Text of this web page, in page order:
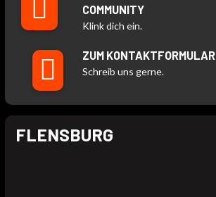
COMMUNITY
Klink dich ein.
ZUM KONTAKTFORMULAR
Schreib uns gerne.
FLENSBURG